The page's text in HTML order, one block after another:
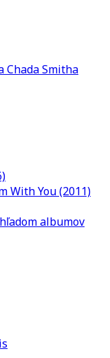
Chada Smitha
With You (2011)
albumov